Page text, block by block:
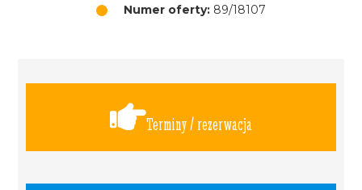
Numer oferty: 89/18107
Terminy / rezerwacja